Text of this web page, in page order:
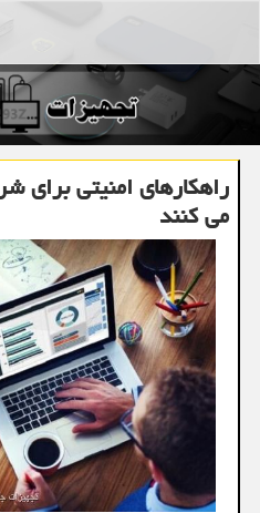
راهكارهای امنیتی برای
می كنند